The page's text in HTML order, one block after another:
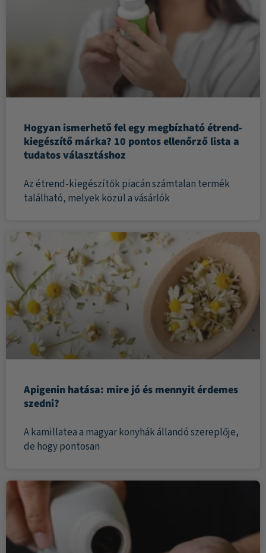
Hogyan ismerhető fel egy megbízható étrend-
kiegészítő márka? 10 pontos ellenőrző lista a
tudatos választáshoz
Az étrend-kiegészítők piacán számtalan termék
található, melyek közül a vásárlók
Apigenin hatása: mire jó és mennyit érdemes
szedni?
A kamillatea a magyar konyhák állandó szereplője,
de hogy pontosan